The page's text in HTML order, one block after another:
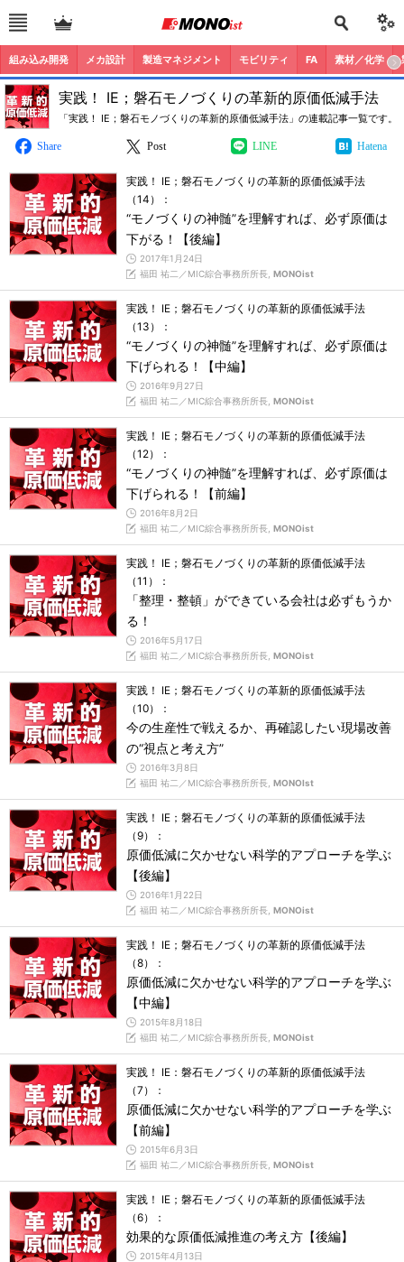
組み込み開発 メカ設計 製造マネジメント モビリティ FA 素材／化学
実践！ IE；磐石モノづくりの革新的原価低減手法
「実践！ IE；磐石モノづくりの革新的原価低減手法」の連載記事一覧です。
Share Post LINE Hatena
実践！ IE；磐石モノづくりの革新的原価低減手法
（14）：
“モノづくりの神髄”を理解すれば、必ず原価は
下がる！【後編】
2017年1月24日
福田 祐二／MIC綜合事務所所長, MONOist
実践！ IE；磐石モノづくりの革新的原価低減手法
（13）：
“モノづくりの神髄”を理解すれば、必ず原価は
下げられる！【中編】
2016年9月27日
福田 祐二／MIC綜合事務所所長, MONOist
実践！ IE；磐石モノづくりの革新的原価低減手法
（12）：
“モノづくりの神髄”を理解すれば、必ず原価は
下げられる！【前編】
2016年8月2日
福田 祐二／MIC綜合事務所所長, MONOist
実践！ IE；磐石モノづくりの革新的原価低減手法
（11）：
「整理・整頓」ができている会社は必ずもうか
る！
2016年5月17日
福田 祐二／MIC綜合事務所所長, MONOist
実践！ IE；磐石モノづくりの革新的原価低減手法
（10）：
今の生産性で戦えるか、再確認したい現場改善
の“視点と考え方”
2016年3月8日
福田 祐二／MIC綜合事務所所長, MONOIst
実践！ IE；磐石モノづくりの革新的原価低減手法
（9）：
原価低減に欠かせない科学的アプローチを学ぶ
【後編】
2016年1月22日
福田 祐二／MIC綜合事務所所長, MONOist
実践！ IE；磐石モノづくりの革新的原価低減手法
（8）：
原価低減に欠かせない科学的アプローチを学ぶ
【中編】
2015年8月18日
福田 祐二／MIC綜合事務所所長, MONOist
実践！ IE：磐石モノづくりの革新的原価低減手法
（7）：
原価低減に欠かせない科学的アプローチを学ぶ
【前編】
2015年6月3日
福田 祐二／MIC綜合事務所所長, MONOist
実践！ IE；磐石モノづくりの革新的原価低減手法
（6）：
効果的な原価低減推進の考え方【後編】
2015年4月13日